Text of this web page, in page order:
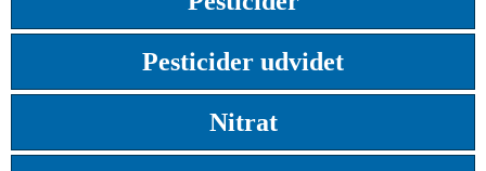
Pesticider udvidet
Nitrat